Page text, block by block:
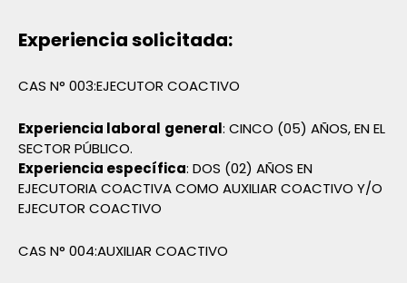
Experiencia solicitada:
CAS N° 003:EJECUTOR COACTIVO
Experiencia laboral general: CINCO (05) AÑOS, EN EL
SECTOR PÚBLICO.
Experiencia específica: DOS (02) AÑOS EN
EJECUTORIA COACTIVA COMO AUXILIAR COACTIVO Y/O
EJECUTOR COACTIVO
CAS N° 004:AUXILIAR COACTIVO